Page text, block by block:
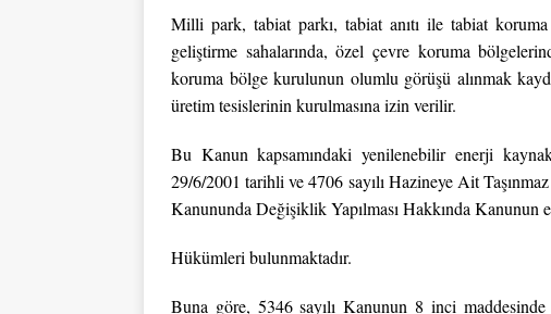
Milli park, tabiat parkı, tabiat anıtı ile tabiat koruma
geliştirme sahalarında, özel çevre koruma
koruma bölge kurulunun olumlu görüşü alınmak
üretim tesislerinin kurulmasına izin verilir.
Bu Kanun kapsamındaki yenilenebilir enerji
29/6/2001 tarihli ve 4706 sayılı Hazineye Ait
Kanununda Değişiklik Yapılması Hakkında Kanunun
Hükümleri bulunmaktadır.
Buna göre, 5346 sayılı Kanunun 8 inci